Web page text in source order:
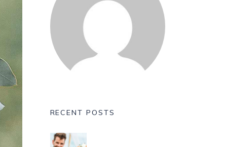
RECENT POSTS